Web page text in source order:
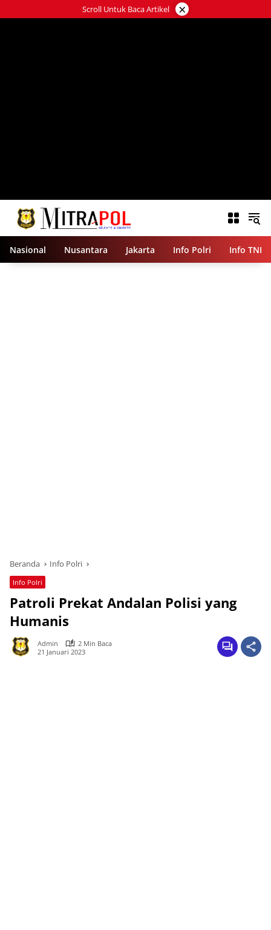
ke
Scroll Untuk Baca Artikel ×
Nasional Nusantara Jakarta Info Polri Info TNI
Beranda Info Polri
Info Polri
Patroli Prekat Andalan Polisi yang
Humanis
Admin
2 Min Baca
21 Januari 2023